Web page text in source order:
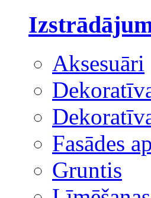
Aksesuāri
Fasādes
Gruntis